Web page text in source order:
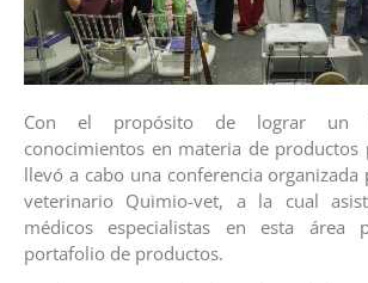
Con el propósito de lograr un
conocimientos en materia de productos
llevó a cabo una conferencia
veterinario Quimio-vet, a la cual
médicos especialistas en esta área
portafolio de productos.